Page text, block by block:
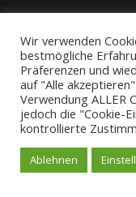
Wir verwenden
bestmögliche
Präferenzen und
auf "Alle
Verwendung ALLER
jedoch die "Cookie-
kontrollierte
Ablehnen